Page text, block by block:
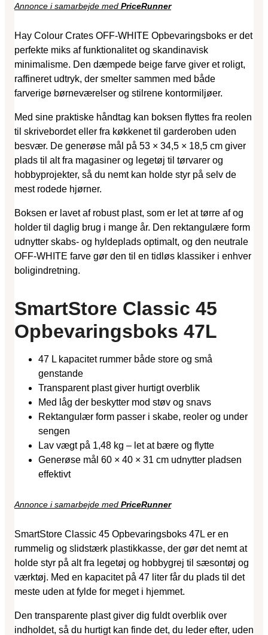
Annonce i samarbejde med PriceRunner
Hay Colour Crates OFF-WHITE Opbevaringsboks er det
perfekte miks af funktionalitet og skandinavisk
minimalisme. Den dæmpede beige farve giver et roligt,
raffineret udtryk, der smelter sammen med både
farverige børneværelser og stilrene kontormiljøer.
Med sine praktiske håndtag kan boksen flyttes fra reolen
til skrivebordet eller fra køkkenet til garderoben uden
besvær. De generøse mål på 53 × 34,5 × 18,5 cm giver
plads til alt fra magasiner og legetøj til tørvarer og
hobbyprojekter, så du nemt kan holde styr på selv de
mest rodede hjørner.
Boksen er lavet af robust plast, som er let at tørre af og
holder til daglig brug i mange år. Den rektangulære form
udnytter skabs- og hyldeplads optimalt, og den neutrale
OFF-WHITE farve gør den til en tidløs klassiker i enhver
boligindretning.
SmartStore Classic 45
Opbevaringsboks 47L
47 L kapacitet rummer både store og små
genstande
Transparent plast giver hurtigt overblik
Med låg der beskytter mod støv og snavs
Rektangulær form passer i skabe, reoler og under
sengen
Lav vægt på 1,48 kg – let at bære og flytte
Generøse mål 60 × 40 × 31 cm udnytter pladsen
effektivt
Annonce i samarbejde med PriceRunner
SmartStore Classic 45 Opbevaringsboks 47L er en
rummelig og slidstærk plastikkasse, der gør det nemt at
holde styr på alt fra legetøj og hobbygrej til sæson­tøj og
værktøj. Med en kapacitet på 47 liter får du plads til det
meste uden at fylde for meget i hjemmet.
Den transparente plast giver dig fuldt overblik over
indholdet, så du hurtigt kan finde det, du leder efter, uden